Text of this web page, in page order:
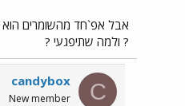
אבל אפ`חד מהשומרים הוא
? ולמה שתיפגעי ?
C
candybox
New member